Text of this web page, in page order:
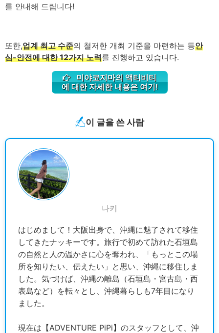
를 안내해 드립니다!
또한,업계 최고 수준의 철저한 개최 기준을 마련하는 등안
심-안전에 대한 12가지 노력를 진행하고 있습니다.
미야코지마의 액티비티
에 대한 자세한 내용은 여기!
이 글을 쓴 사람
나키
はじめまして！大阪出身で、沖縄に魅了されて移住
してきたナッキーです。旅行で初めて訪れた石垣島
の自然と人の温かさに心を奪われ、「もっとこの場
所を知りたい、伝えたい」と思い、沖縄に移住しま
した。気づけば、沖縄の離島（石垣島・宮古島・西
表島など）を転々とし、沖縄暮らしも7年目になり
ました。
現在は【ADVENTURE PiPi】のスタッフとして、沖